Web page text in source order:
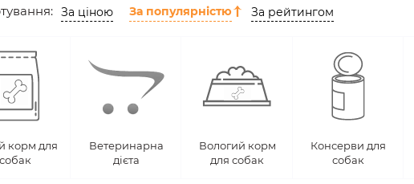
За ціною За популярністю За рейтингом
корм для
собак
Ветеринарна
дієта
Вологий корм
для собак
Консерви для
собак